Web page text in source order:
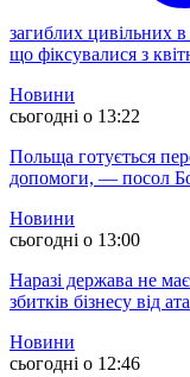
загиблих цивільних
що фіксувалися з
Новини
сьогодні о 13:22
Польща готується
допомоги, — посол
Новини
сьогодні о 13:00
Наразі держава не
збитків бізнесу від
Новини
сьогодні о 12:46